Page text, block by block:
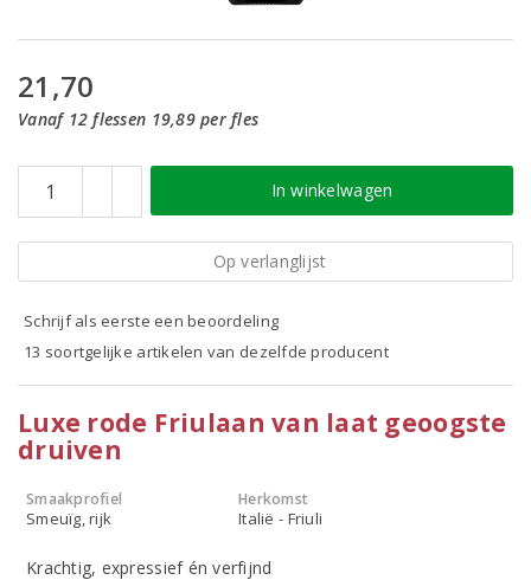
21,70
Vanaf 12 flessen 19,89 per fles
In winkelwagen
Op verlanglijst
Schrijf als eerste een beoordeling
13 soortgelijke artikelen van dezelfde producent
Luxe rode Friulaan van laat geoogste
druiven
Smaakprofiel
Smeuïg, rijk
Herkomst
Italië - Friuli
Krachtig, expressief én verfijnd